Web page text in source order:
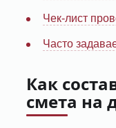
Чек-лист
Часто
Как
смета на